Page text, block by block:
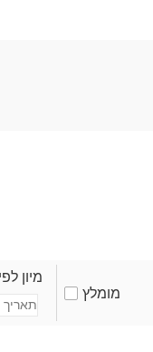
מומלץ
מיון לפי